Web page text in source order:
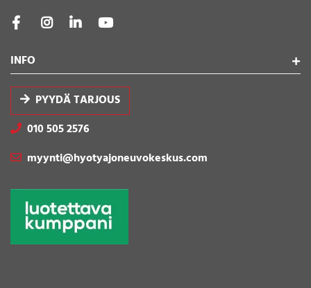
INFO
PYYDÄ TARJOUS
010 505 2576
myynti@hyotyajoneuvokeskus.com